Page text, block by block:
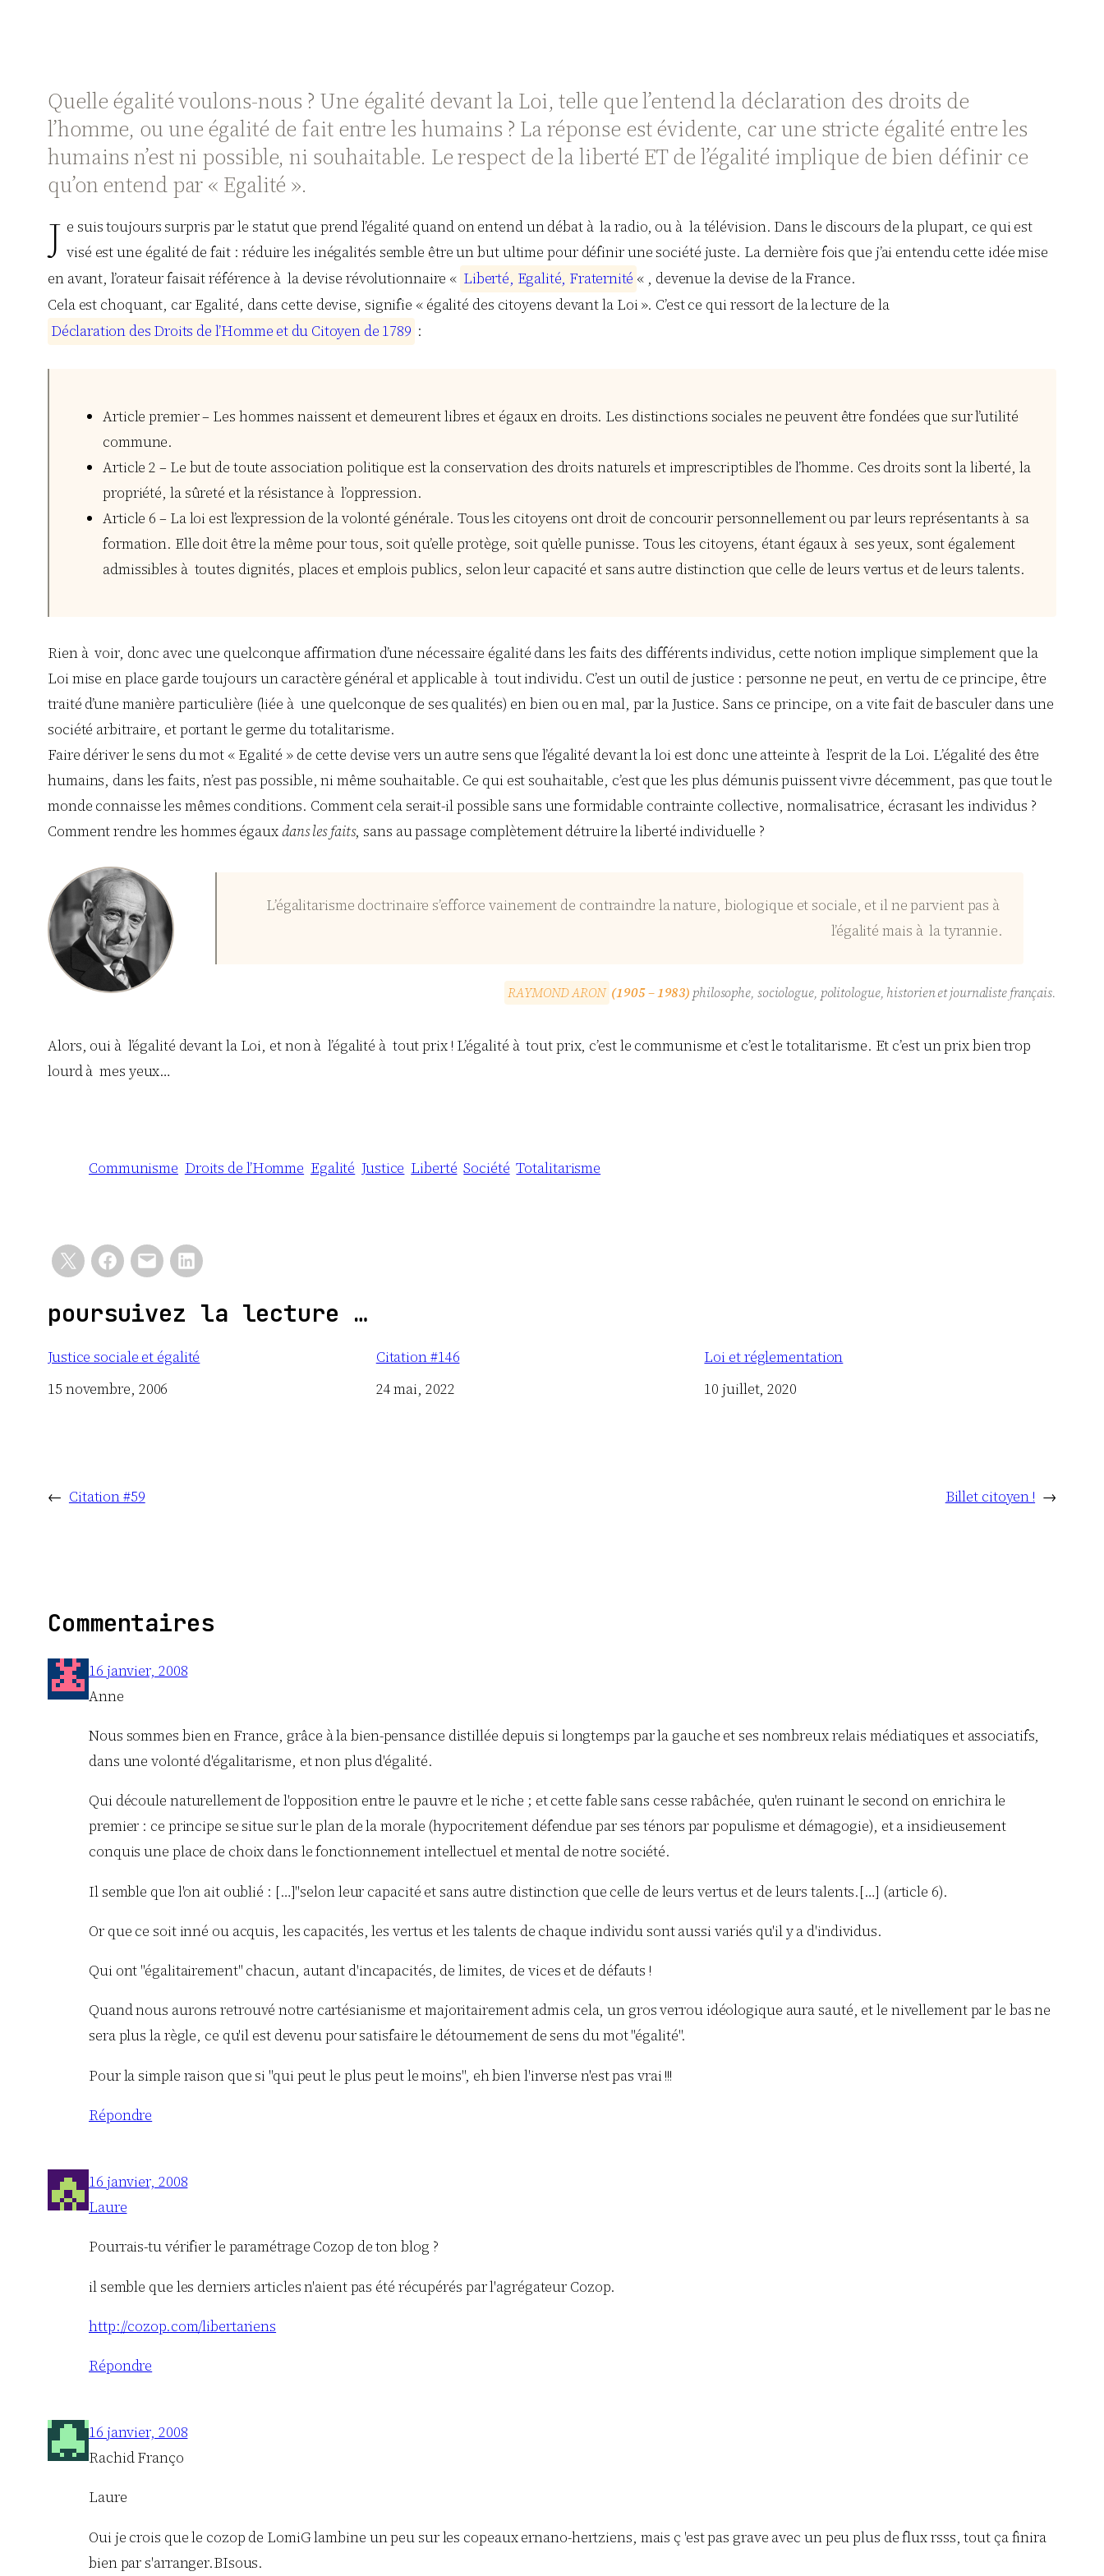
Quelle égalité voulons-nous ? Une égalité devant la Loi, telle que l’entend la déclaration des droits de
l’homme, ou une égalité de fait entre les humains ? La réponse est évidente, car une stricte égalité entre les
humains n’est ni possible, ni souhaitable. Le respect de la liberté ET de l’égalité implique de bien définir ce
qu’on entend par « Egalité ».
J e suis toujours surpris par le statut que prend l’égalité quand on entend un débat à la radio, ou à la télévision. Dans le discours de la plupart, ce qui est
visé est une égalité de fait : réduire les inégalités semble être un but ultime pour définir une société juste. La dernière fois que j’ai entendu cette idée mise
en avant, l’orateur faisait référence à la devise révolutionnaire « Liberté, Egalité, Fraternité « , devenue la devise de la France.
Cela est choquant, car Egalité, dans cette devise, signifie « égalité des citoyens devant la Loi ». C’est ce qui ressort de la lecture de la
Déclaration des Droits de l’Homme et du Citoyen de 1789 :
Article premier – Les hommes naissent et demeurent libres et égaux en droits. Les distinctions sociales ne peuvent être fondées que sur l’utilité
commune.
Article 2 – Le but de toute association politique est la conservation des droits naturels et imprescriptibles de l’homme. Ces droits sont la liberté, la
propriété, la sûreté et la résistance à l’oppression.
Article 6 – La loi est l’expression de la volonté générale. Tous les citoyens ont droit de concourir personnellement ou par leurs représentants à sa
formation. Elle doit être la même pour tous, soit qu’elle protège, soit qu’elle punisse. Tous les citoyens, étant égaux à ses yeux, sont également
admissibles à toutes dignités, places et emplois publics, selon leur capacité et sans autre distinction que celle de leurs vertus et de leurs talents.
Rien à voir, donc avec une quelconque affirmation d’une nécessaire égalité dans les faits des différents individus, cette notion implique simplement que la
Loi mise en place garde toujours un caractère général et applicable à tout individu. C’est un outil de justice : personne ne peut, en vertu de ce principe, être
traité d’une manière particulière (liée à une quelconque de ses qualités) en bien ou en mal, par la Justice. Sans ce principe, on a vite fait de basculer dans une
société arbitraire, et portant le germe du totalitarisme.
Faire dériver le sens du mot « Egalité » de cette devise vers un autre sens que l’égalité devant la loi est donc une atteinte à l’esprit de la Loi. L’égalité des être
humains, dans les faits, n’est pas possible, ni même souhaitable. Ce qui est souhaitable, c’est que les plus démunis puissent vivre décemment, pas que tout le
monde connaisse les mêmes conditions. Comment cela serait-il possible sans une formidable contrainte collective, normalisatrice, écrasant les individus ?
Comment rendre les hommes égauxdans les faits, sans au passage complètement détruire la liberté individuelle ?
L’égalitarisme doctrinaire s’efforce vainement de contraindre la nature, biologique et sociale, et il ne parvient pas à
l’égalité mais à la tyrannie.
RAYMONDARON (1905 – 1983) philosophe, sociologue, politologue, historien et journaliste français.
Alors, oui à l’égalité devant la Loi, et non à l’égalité à tout prix ! L’égalité à tout prix, c’est le communisme et c’est le totalitarisme. Et c’est un prix bien trop
lourd à mes yeux…
Communisme Droits de l’Homme Egalité Justice Liberté Société Totalitarisme
poursuivez la lecture …
Justice sociale et égalité
Date
15 novembre, 2006
Citation #146
Date
24 mai, 2022
Loi et réglementation
Date
10 juillet, 2020
← Citation #59 Billet citoyen ! →
Commentaires
16 janvier, 2008
Anne
Nous sommes bien en France, grâce à la bien-pensance distillée depuis si longtemps par la gauche et ses nombreux relais médiatiques et associatifs,
dans une volonté d'égalitarisme, et non plus d'égalité.
Qui découle naturellement de l'opposition entre le pauvre et le riche ; et cette fable sans cesse rabâchée, qu'en ruinant le second on enrichira le
premier : ce principe se situe sur le plan de la morale (hypocritement défendue par ses ténors par populisme et démagogie), et a insidieusement
conquis une place de choix dans le fonctionnement intellectuel et mental de notre société.
Il semble que l'on ait oublié : […]"selon leur capacité et sans autre distinction que celle de leurs vertus et de leurs talents.[…] (article 6).
Or que ce soit inné ou acquis, les capacités, les vertus et les talents de chaque individu sont aussi variés qu'il y a d'individus.
Qui ont "égalitairement" chacun, autant d'incapacités, de limites, de vices et de défauts !
Quand nous aurons retrouvé notre cartésianisme et majoritairement admis cela, un gros verrou idéologique aura sauté, et le nivellement par le bas ne
sera plus la règle, ce qu'il est devenu pour satisfaire le détournement de sens du mot "égalité".
Pour la simple raison que si "qui peut le plus peut le moins", eh bien l'inverse n'est pas vrai !!!
Répondre
16 janvier, 2008
Laure
Pourrais-tu vérifier le paramétrage Cozop de ton blog ?
il semble que les derniers articles n'aient pas été récupérés par l'agrégateur Cozop.
http://cozop.com/libertariens
Répondre
16 janvier, 2008
Rachid Franço
Laure
Oui je crois que le cozop de LomiG lambine un peu sur les copeaux ernano-hertziens, mais ç 'est pas grave avec un peu plus de flux rsss, tout ça finira
bien par s'arranger.BIsous.